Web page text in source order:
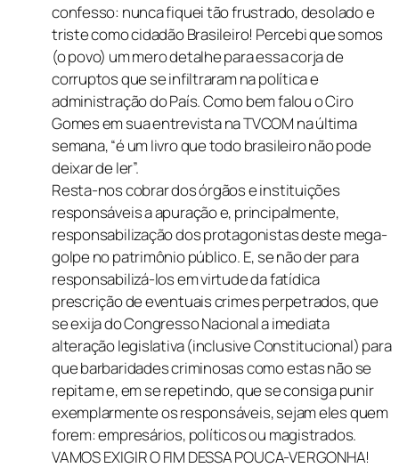
confesso: nunca fiquei tão frustrado, desolado e
triste como cidadão Brasileiro! Percebi que somos
(o povo) um mero detalhe para essa corja de
corruptos que se infiltraram na política e
administração do País. Como bem falou o Ciro
Gomes em sua entrevista na TVCOM na última
semana, “é um livro que todo brasileiro não pode
deixar de ler”.
Resta-nos cobrar dos órgãos e instituições
responsáveis a apuração e, principalmente,
responsabilização dos protagonistas deste mega-
golpe no patrimônio público. E, se não der para
responsabilizá-los em virtude da fatídica
prescrição de eventuais crimes perpetrados, que
se exija do Congresso Nacional a imediata
alteração legislativa (inclusive Constitucional) para
que barbaridades criminosas como estas não se
repitam e, em se repetindo, que se consiga punir
exemplarmente os responsáveis, sejam eles quem
forem: empresários, políticos ou magistrados.
VAMOS EXIGIR O FIM DESSA POUCA-VERGONHA!